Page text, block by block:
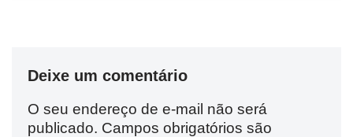
Deixe um comentário
O seu endereço de e-mail não será
publicado. Campos obrigatórios são